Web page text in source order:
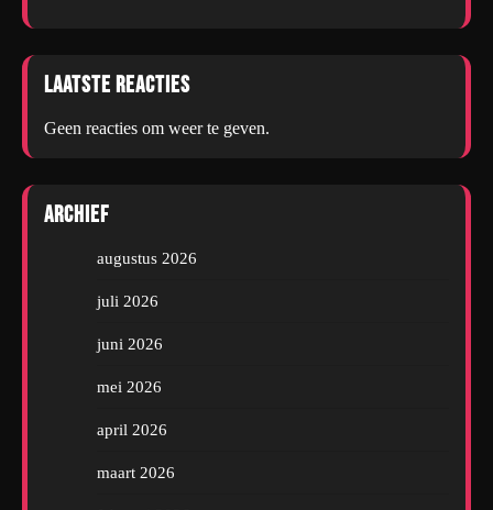
Laatste reacties
Geen reacties om weer te geven.
Archief
augustus 2026
juli 2026
juni 2026
mei 2026
april 2026
maart 2026